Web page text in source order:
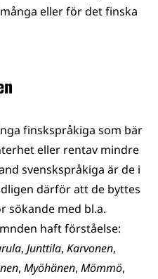
eller för det finska
finskspråkiga som bär
eller rentav mindre
svenskspråkiga är de i
därför att de byttes
sökande med bl.a.
haft förståelse:
, Junttila, Karvonen,
, Myöhänen, Mömmö,